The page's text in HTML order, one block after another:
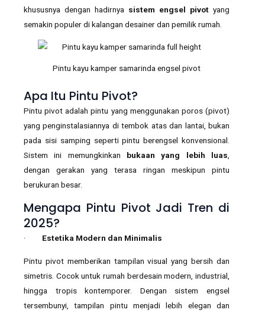
khususnya dengan hadirnya sistem engsel pivot yang
semakin populer di kalangan desainer dan pemilik rumah.
Pintu kayu kamper samarinda engsel pivot
Apa Itu Pintu Pivot?
Pintu pivot adalah pintu yang menggunakan poros (pivot)
yang penginstalasiannya di tembok atas dan lantai, bukan
pada sisi samping seperti pintu berengsel konvensional.
Sistem ini memungkinkan bukaan yang lebih luas
dengan gerakan yang terasa ringan meskipun pintu
berukuran besar.
Mengapa Pintu Pivot Jadi Tren di
2025?
· Estetika Modern dan Minimalis
Pintu pivot memberikan tampilan visual yang bersih dan
simetris. Cocok untuk rumah berdesain modern, industrial,
hingga tropis kontemporer. Dengan sistem engsel
tersembunyi, tampilan pintu menjadi lebih elegan dan